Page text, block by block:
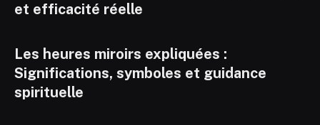
et efficacité réelle
Les heures miroirs expliquées :
Significations, symboles et guidance
spirituelle